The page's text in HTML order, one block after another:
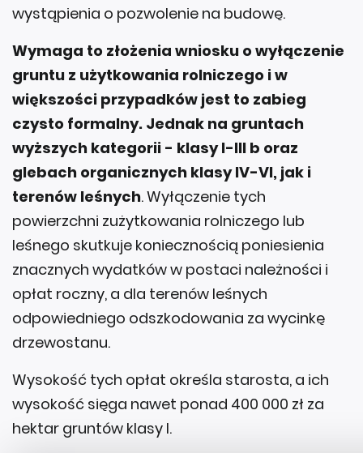
wystąpienia o pozwolenie na budowę.
Wymaga to złożenia wniosku o wyłączenie
gruntu z użytkowania rolniczego i w
większości przypadków jest to zabieg
czysto formalny. Jednak na gruntach
wyższych kategorii - klasy I-III b oraz
glebach organicznych klasy IV-VI, jak i
terenów leśnych. Wyłączenie tych
powierzchni zużytkowania rolniczego lub
leśnego skutkuje koniecznością poniesienia
znacznych wydatków w postaci należności i
opłat roczny, a dla terenów leśnych
odpowiedniego odszkodowania za wycinkę
drzewostanu.
Wysokość tych opłat określa starosta, a ich
wysokość sięga nawet ponad 400 000 zł za
hektar gruntów klasy I.